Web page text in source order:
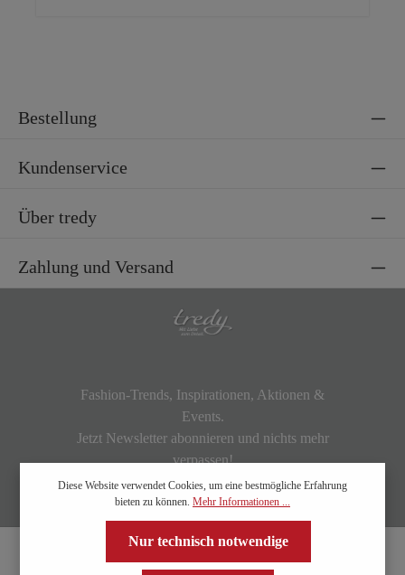
Bestellung
Kundenservice
Über tredy
Zahlung und Versand
Fashion-Trends, Inspirationen, Aktionen &
Events.
Jetzt Newsletter abonnieren und nichts mehr
verpassen!
Diese Website verwendet Cookies, um eine bestmögliche Erfahrung
bieten zu können. Mehr Informationen ...
Nur technisch notwendige